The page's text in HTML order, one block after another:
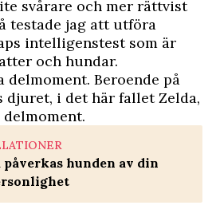
svårare och mer rättvist
testade jag att utföra
intelligenstest som är
och hundar.
delmoment. Beroende på
i det här fallet Zelda,
påverkas hunden av din